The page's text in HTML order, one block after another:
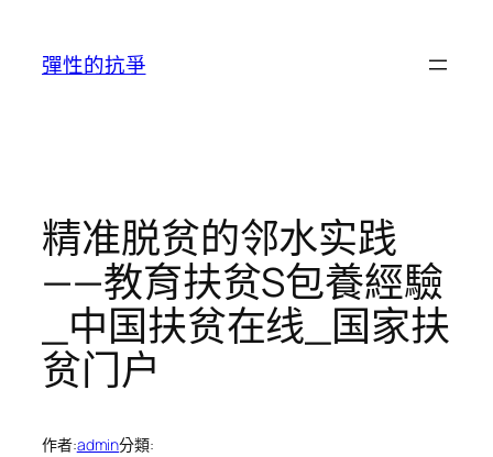
彈性的抗爭
精准脱贫的邻水实践
——教育扶贫S包養經驗
_中国扶贫在线_国家扶
贫门户
作者:admin分類: